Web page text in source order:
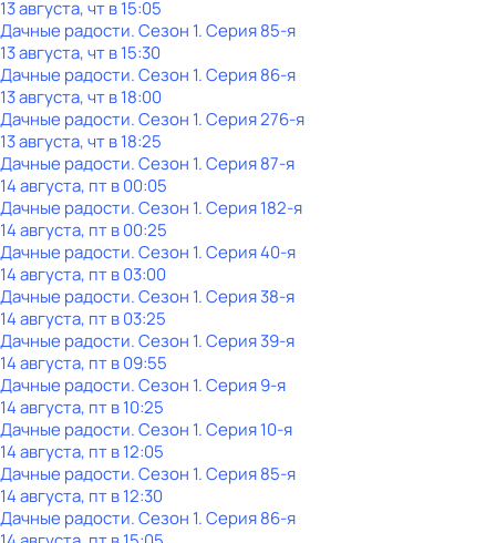
13 августа, чт в 15:05
Дачные радости. Сезон 1. Серия 85-я
13 августа, чт в 15:30
Дачные радости. Сезон 1. Серия 86-я
13 августа, чт в 18:00
Дачные радости. Сезон 1. Серия 276-я
13 августа, чт в 18:25
Дачные радости. Сезон 1. Серия 87-я
14 августа, пт в 00:05
Дачные радости. Сезон 1. Серия 182-я
14 августа, пт в 00:25
Дачные радости. Сезон 1. Серия 40-я
14 августа, пт в 03:00
Дачные радости. Сезон 1. Серия 38-я
14 августа, пт в 03:25
Дачные радости. Сезон 1. Серия 39-я
14 августа, пт в 09:55
Дачные радости. Сезон 1. Серия 9-я
14 августа, пт в 10:25
Дачные радости. Сезон 1. Серия 10-я
14 августа, пт в 12:05
Дачные радости. Сезон 1. Серия 85-я
14 августа, пт в 12:30
Дачные радости. Сезон 1. Серия 86-я